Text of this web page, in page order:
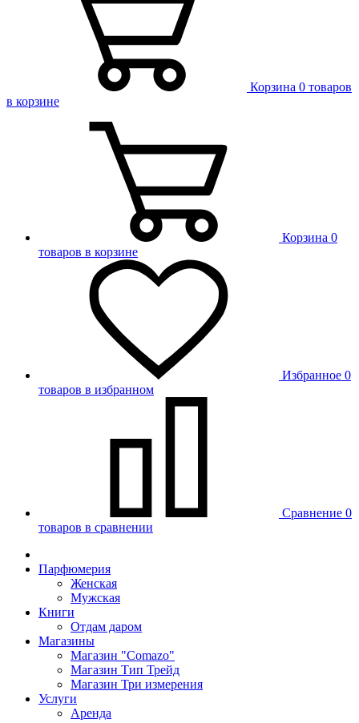
Корзина 0 товаров
в корзине
Корзина 0
товаров в корзине
Избранное 0
товаров в избранном
Сравнение 0
товаров в сравнении
Парфюмерия
Женская
Мужская
Книги
Отдам даром
Магазины
Магазин "Comazo"
Магазин Тип Трейд
Магазин Три измерения
Услуги
Аренда